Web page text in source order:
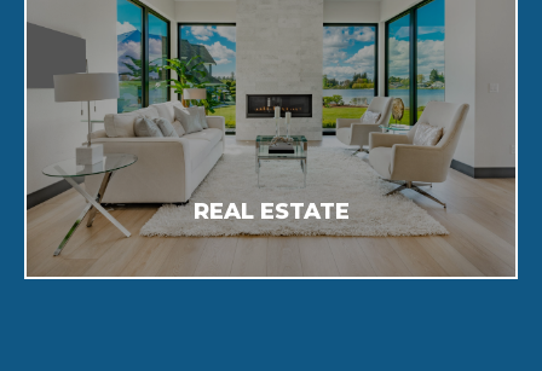
REAL ESTATE
Investimentos imobiliários
personalizados, com uma abordagem
estratégica e individualizada.